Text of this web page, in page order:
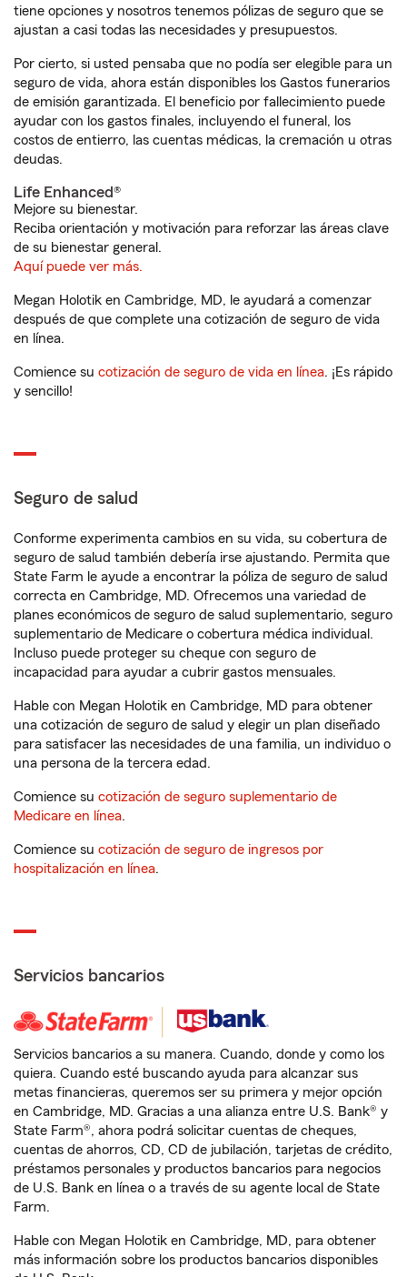
tiene opciones y nosotros tenemos pólizas de seguro que se
ajustan a casi todas las necesidades y presupuestos.
Por cierto, si usted pensaba que no podía ser elegible para un
seguro de vida, ahora están disponibles los Gastos funerarios
de emisión garantizada. El beneficio por fallecimiento puede
ayudar con los gastos finales, incluyendo el funeral, los
costos de entierro, las cuentas médicas, la cremación u otras
deudas.
Life Enhanced®
Mejore su bienestar.
Reciba orientación y motivación para reforzar las áreas clave
de su bienestar general.
Aquí puede ver más.
Megan Holotik en Cambridge, MD, le ayudará a comenzar
después de que complete una cotización de seguro de vida
en línea.
Comience su cotización de seguro de vida en línea. ¡Es rápido
y sencillo!
Seguro de salud
Conforme experimenta cambios en su vida, su cobertura de
seguro de salud también debería irse ajustando. Permita que
State Farm le ayude a encontrar la póliza de seguro de salud
correcta en Cambridge, MD. Ofrecemos una variedad de
planes económicos de seguro de salud suplementario, seguro
suplementario de Medicare o cobertura médica individual.
Incluso puede proteger su cheque con seguro de
incapacidad para ayudar a cubrir gastos mensuales.
Hable con Megan Holotik en Cambridge, MD para obtener
una cotización de seguro de salud y elegir un plan diseñado
para satisfacer las necesidades de una familia, un individuo o
una persona de la tercera edad.
Comience su cotización de seguro suplementario de
Medicare en línea.
Comience su cotización de seguro de ingresos por
hospitalización en línea.
Servicios bancarios
Servicios bancarios a su manera. Cuando, donde y como los
quiera. Cuando esté buscando ayuda para alcanzar sus
metas financieras, queremos ser su primera y mejor opción
en Cambridge, MD. Gracias a una alianza entre U.S. Bank® y
State Farm®, ahora podrá solicitar cuentas de cheques,
cuentas de ahorros, CD, CD de jubilación, tarjetas de crédito,
préstamos personales y productos bancarios para negocios
de U.S. Bank en línea o a través de su agente local de State
Farm.
Hable con Megan Holotik en Cambridge, MD, para obtener
más información sobre los productos bancarios disponibles